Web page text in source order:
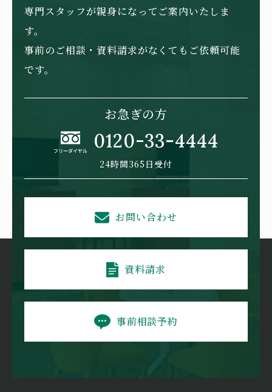
専門スタッフが親身になってご案内いたしま
す。
事前のご相談・資料請求がなくてもご依頼可能
です。
お急ぎの方
0120-33-4444
24時間365日受付
お問い合わせ
資料請求
事前相談予約